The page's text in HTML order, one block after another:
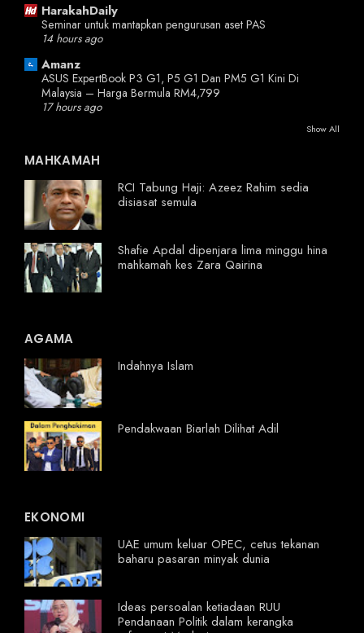
HarakahDaily
Seminar untuk mantapkan pengurusan aset PAS
14 hours ago
Amanz
ASUS ExpertBook P3 G1, P5 G1 Dan PM5 G1 Kini Di
Malaysia – Harga Bermula RM4,799
17 hours ago
Show All
MAHKAMAH
RCI Tabung Haji: Azeez Rahim sedia
disiasat semula
Shafie Apdal dipenjara lima minggu hina
mahkamah kes Zara Qairina
AGAMA
Indahnya Islam
Pendakwaan Biarlah Dilihat Adil
EKONOMI
UAE umum keluar OPEC, cetus tekanan
baharu pasaran minyak dunia
Ideas persoalan ketiadaan RUU
Pendanaan Politik dalam kerangka